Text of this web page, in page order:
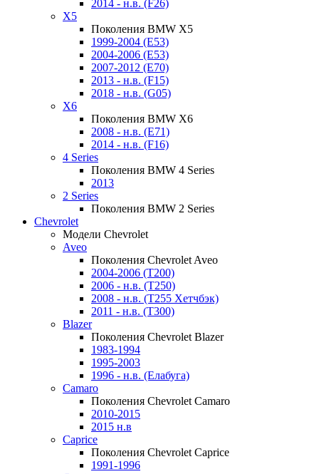
2014 - н.в. (F26)
X5
Поколения BMW X5
1999-2004 (E53)
2004-2006 (E53)
2007-2012 (E70)
2013 - н.в. (F15)
2018 - н.в. (G05)
X6
Поколения BMW X6
2008 - н.в. (E71)
2014 - н.в. (F16)
4 Series
Поколения BMW 4 Series
2013
2 Series
Поколения BMW 2 Series
Chevrolet
Модели Chevrolet
Aveo
Поколения Chevrolet Aveo
2004-2006 (T200)
2006 - н.в. (T250)
2008 - н.в. (T255 Хетчбэк)
2011 - н.в. (Т300)
Blazer
Поколения Chevrolet Blazer
1983-1994
1995-2003
1996 - н.в. (Елабуга)
Camaro
Поколения Chevrolet Camaro
2010-2015
2015 н.в
Caprice
Поколения Chevrolet Caprice
1991-1996